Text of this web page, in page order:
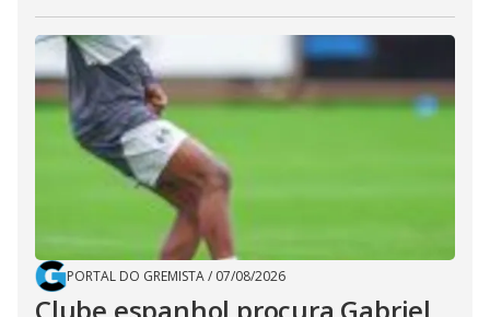
PORTAL DO GREMISTA/ 07/08/2026